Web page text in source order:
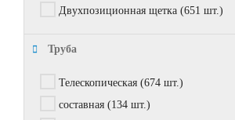
Двухпозиционная щетка (651 шт.)
Труба
Телескопическая (674 шт.)
составная (134 шт.)